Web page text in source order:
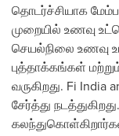
தொடர்ச்சியாக
முறையில் உணவு
செயல்நிலை உணவு
புத்தாக்கங்கள்
வருகிறது. Fi India
சேர்த்து